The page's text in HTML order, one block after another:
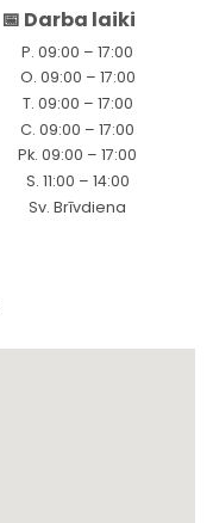
📅 Darba laiki
P. 09:00 – 17:00
O. 09:00 – 17:00
T. 09:00 – 17:00
C. 09:00 – 17:00
Pk. 09:00 – 17:00
S. 11:00 – 14:00
Sv. Brīvdiena